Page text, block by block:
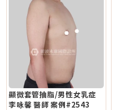
顯微套管抽脂/男性女乳症
李咏馨 醫師 案例#2543